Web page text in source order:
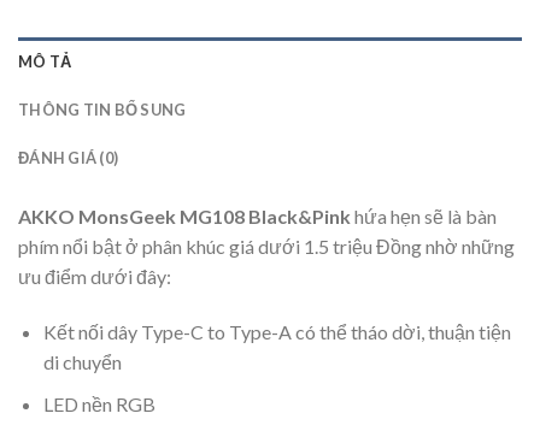
MÔ TẢ
THÔNG TIN BỔ SUNG
ĐÁNH GIÁ (0)
AKKO MonsGeek MG108 Black&Pink hứa hẹn sẽ là bàn
phím nổi bật ở phân khúc giá dưới 1.5 triệu Đồng nhờ những
ưu điểm dưới đây:
Kết nối dây Type-C to Type-A có thể tháo dời, thuận tiện
di chuyển
LED nền RGB